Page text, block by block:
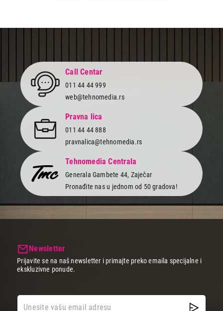
SPECIJALIZOVANI KUCNI APARATI
CLATRONIC ISL3823
Proizvod je dodat u korpu.
Ukupno u korpi:0,00
Nastavi kupovinu
Call Centar
011 44 44 999
web@tehnomedia.rs
Pravna lica
011 44 44 888
pravnalica@tehnomedia.rs
Tehnomedia Centrala
Generala Gambete 44, Zaječar
Pronađite nas u jednom od 50 gradova!
Newsletter
Prijavite se na naš newsletter i primajte preko emaila specijalne i
ekskluzivne ponude.